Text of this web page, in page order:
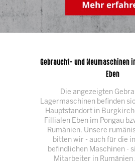
Gebraucht- und Neumaschinen
Eben
Die angezeigten
Lagermaschinen befinden
Hauptstandort in
Fillialen Eben im Pongau
Rumänien. Unsere
bitten wir - auch für die
befindlichen Maschinen -
Mitarbeiter in Rumänien